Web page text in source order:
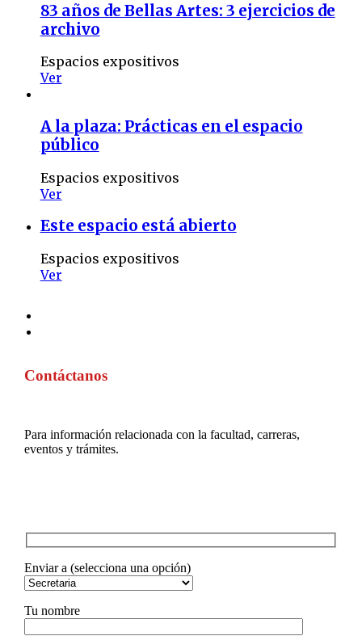
83 años de Bellas Artes: 3 ejercicios de
archivo
Espacios expositivos
Ver
A la plaza: Prácticas en el espacio
público
Espacios expositivos
Ver
Este espacio está abierto
Espacios expositivos
Ver
Contáctanos
Para información relacionada con la facultad, carreras,
eventos y trámites.
Enviar a (selecciona una opción)
Tu nombre